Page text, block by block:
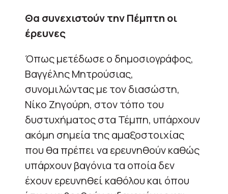
Θα συνεχιστούν την Πέμπτη οι
έρευνες
Όπως μετέδωσε ο δημοσιογράφος,
Βαγγέλης Μητρούσιας,
συνομιλώντας με τον διασώστη,
Νίκο Ζηγούρη, στον τόπο του
δυστυχήματος στα Τέμπη, υπάρχουν
ακόμη σημεία της αμαξοστοιχίας
που θα πρέπει να ερευνηθούν καθώς
υπάρχουν βαγόνια τα οποία δεν
έχουν ερευνηθεί καθόλου και όπου